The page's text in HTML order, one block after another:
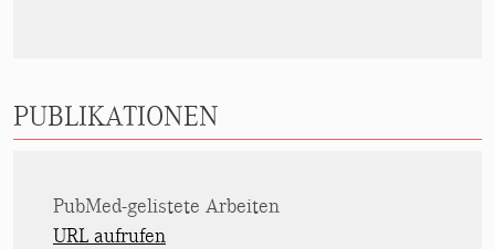
PUBLIKATIONEN
PubMed-gelistete Arbeiten
URL aufrufen